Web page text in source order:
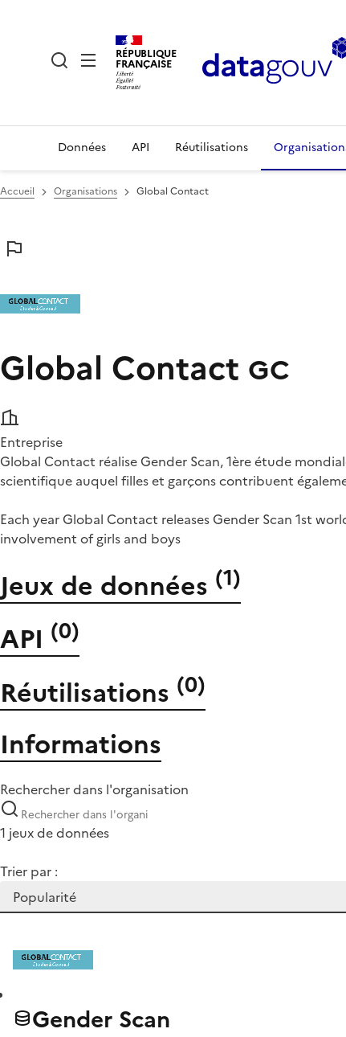
RÉPUBLIQUE
FRANÇAISE
Données API Réutilisations
Accueil Organisations Global Contact
Global Contact GC
Entreprise
Global Contact réalise Gender Scan, 1ère étude
scientifique auquel filles et garçons contribuent
Each year Global Contact releases Gender Scan 1st
involvement of girls and boys
Jeux de données (1)
API (0)
Réutilisations (0)
Informations
Rechercher dans l'organisation
1 jeux de données
Trier par :
Gender Scan